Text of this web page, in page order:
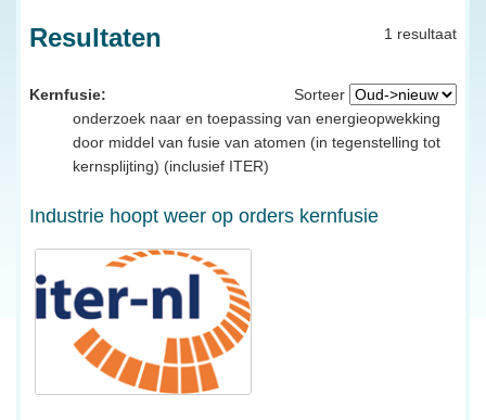
1 resultaat
Resultaten
Sorteer
Kernfusie:
onderzoek naar en toepassing van energieopwekking
door middel van fusie van atomen (in tegenstelling tot
kernsplijting) (inclusief ITER)
Industrie hoopt weer op orders kernfusie